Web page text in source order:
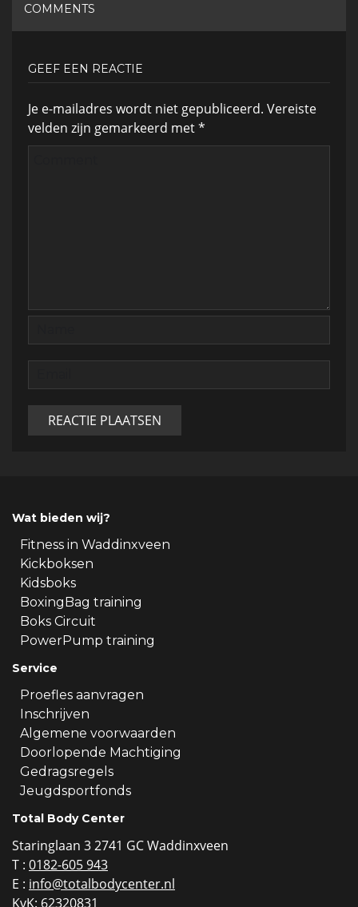
COMMENTS
GEEF EEN REACTIE
Je e-mailadres wordt niet gepubliceerd. Vereiste
velden zijn gemarkeerd met*
Wat bieden wij?
Fitness in Waddinxveen
Kickboksen
Kidsboks
BoxingBag training
Boks Circuit
PowerPump training
Service
Proefles aanvragen
Inschrijven
Algemene voorwaarden
Doorlopende Machtiging
Gedragsregels
Jeugdsportfonds
Total Body Center
Staringlaan 3 2741 GC Waddinxveen
T : 0182-605 943
E : info@totalbodycenter.nl
KvK: 62320831